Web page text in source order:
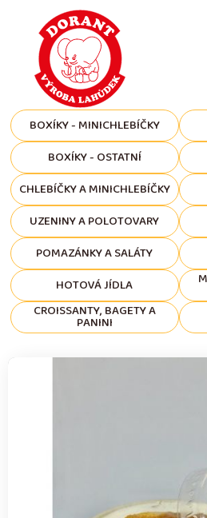
BOXÍKY - MINICHLEBÍČKY
BOXÍKY - OSTATNÍ
CHLEBÍČKY A MINICHLEBÍČKY
UZENINY A POLOTOVARY
POMAZÁNKY A SALÁTY
HOTOVÁ JÍDLA
CROISSANTY, BAGETY A
PANINI